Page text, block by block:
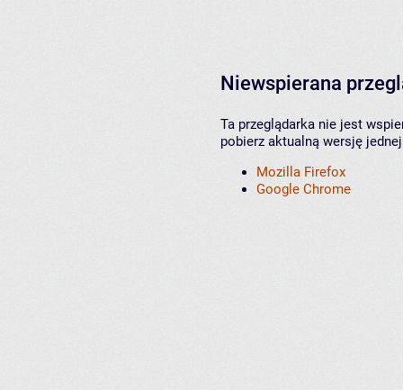
Niewspierana
Ta przeglądarka nie jest
pobierz aktualną wersję
Mozilla Firefox
Google Chrome